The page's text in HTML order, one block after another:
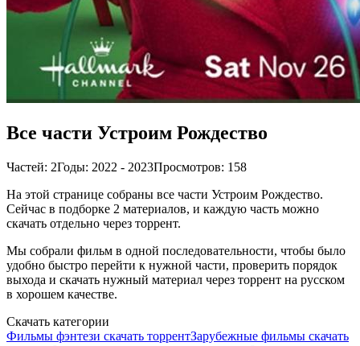
Все части Устроим Рождество
Частей: 2Годы: 2022 - 2023Просмотров: 158
На этой странице собраны все части Устроим Рождество.
Сейчас в подборке 2 материалов, и каждую часть можно
скачать отдельно через торрент.
Мы собрали фильм в одной последовательности, чтобы было
удобно быстро перейти к нужной части, проверить порядок
выхода и скачать нужный материал через торрент на русском
в хорошем качестве.
Скачать категории
Фильмы фэнтези скачать торрентЗарубежные фильмы скачать